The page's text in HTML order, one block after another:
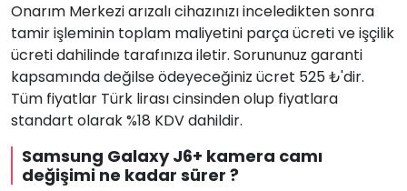
Onarım Merkezi arızalı cihazınızı inceledikten sonra
tamir işleminin toplam maliyetini parça ücreti ve işçilik
ücreti dahilinde tarafınıza iletir. Sorununuz garanti
kapsamında değilse ödeyeceğiniz ücret 525 ₺'dir.
Tüm fiyatlar Türk lirası cinsinden olup fiyatlara
standart olarak %18 KDV dahildir.
Samsung Galaxy J6+ kamera camı
değişimi ne kadar sürer ?